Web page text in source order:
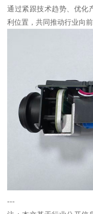
通过紧跟技术趋势、优化
利位置，共同推动行业向前
---